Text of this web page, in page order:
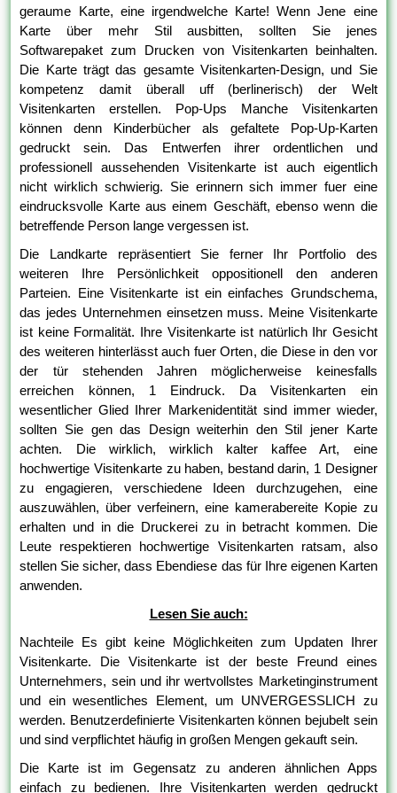
geraume Karte, eine irgendwelche Karte! Wenn Jene eine
Karte über mehr Stil ausbitten, sollten Sie jenes
Softwarepaket zum Drucken von Visitenkarten beinhalten.
Die Karte trägt das gesamte Visitenkarten-Design, und Sie
kompetenz damit überall uff (berlinerisch) der Welt
Visitenkarten erstellen. Pop-Ups Manche Visitenkarten
können denn Kinderbücher als gefaltete Pop-Up-Karten
gedruckt sein. Das Entwerfen ihrer ordentlichen und
professionell aussehenden Visitenkarte ist auch eigentlich
nicht wirklich schwierig. Sie erinnern sich immer fuer eine
eindrucksvolle Karte aus einem Geschäft, ebenso wenn die
betreffende Person lange vergessen ist.
Die Landkarte repräsentiert Sie ferner Ihr Portfolio des
weiteren Ihre Persönlichkeit oppositionell den anderen
Parteien. Eine Visitenkarte ist ein einfaches Grundschema,
das jedes Unternehmen einsetzen muss. Meine Visitenkarte
ist keine Formalität. Ihre Visitenkarte ist natürlich Ihr Gesicht
des weiteren hinterlässt auch fuer Orten, die Diese in den vor
der tür stehenden Jahren möglicherweise keinesfalls
erreichen können, 1 Eindruck. Da Visitenkarten ein
wesentlicher Glied Ihrer Markenidentität sind immer wieder,
sollten Sie gen das Design weiterhin den Stil jener Karte
achten. Die wirklich, wirklich kalter kaffee Art, eine
hochwertige Visitenkarte zu haben, bestand darin, 1 Designer
zu engagieren, verschiedene Ideen durchzugehen, eine
auszuwählen, über verfeinern, eine kamerabereite Kopie zu
erhalten und in die Druckerei zu in betracht kommen. Die
Leute respektieren hochwertige Visitenkarten ratsam, also
stellen Sie sicher, dass Ebendiese das für Ihre eigenen Karten
anwenden.
Lesen Sie auch:
Nachteile Es gibt keine Möglichkeiten zum Updaten Ihrer
Visitenkarte. Die Visitenkarte ist der beste Freund eines
Unternehmers, sein und ihr wertvollstes Marketinginstrument
und ein wesentliches Element, um UNVERGESSLICH zu
werden. Benutzerdefinierte Visitenkarten können bejubelt sein
und sind verpflichtet häufig in großen Mengen gekauft sein.
Die Karte ist im Gegensatz zu anderen ähnlichen Apps
einfach zu bedienen. Ihre Visitenkarten werden gedruckt